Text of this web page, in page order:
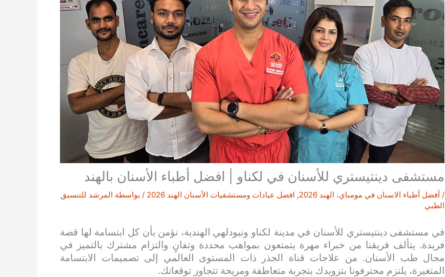
مستشفى دينتيستري للأسنان في لكناو | افضل أطباء الأسنان بالهند
/ أفضل أطباء الاسنان في مومباي، الهند 2026 , افضل عيادات ومستشفيات الأسنان الهند 2026 / بواسطة المرشد للتنسيق
الطبي
في مستشفى دينتيستري للأسنان في مدينة لكناو ونيودلهي الهندية، نؤمن بأن كل ابتسامة لها قصة
فريدة. يتألف فريقنا من خبراء مهرة يتمتعون بمواهب محددة وتفانٍ والتزام مشترك بالتميز في
مجال طب الأسنان. من علاجات قناة الجذر ذات المستوى العالمي إلى تصميمات الابتسامة
المتغيرة، يلتزم محترفونا بتزويدك بتجربة متعاطفة ومريحة تتجاوز توقعاتك.